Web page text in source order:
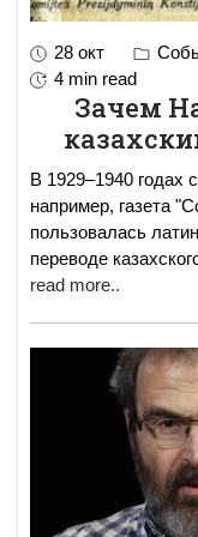
28 окт
4 min read
Зачем
В 1929–1940 годах
например, газета
пользовалась латиницей Назарбаев
переводе
read more..